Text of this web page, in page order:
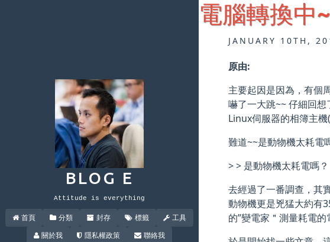
BLOG E
Attitude is everything
首頁 分類 封存 標籤
工具
關於我
隱私權政策 聯絡我
電腦轉換中
JANUARY 10TH,
原由:
主要起因是因為，有個
嚇了一大跳~~ 仔細回
Linux伺服器的相簿主
難道~~是動物機太耗電
> > 是動物機太耗電嗎
去經過了一番調查，其
動物機更是兇猛大約有
的”變電家＂測量耗電的